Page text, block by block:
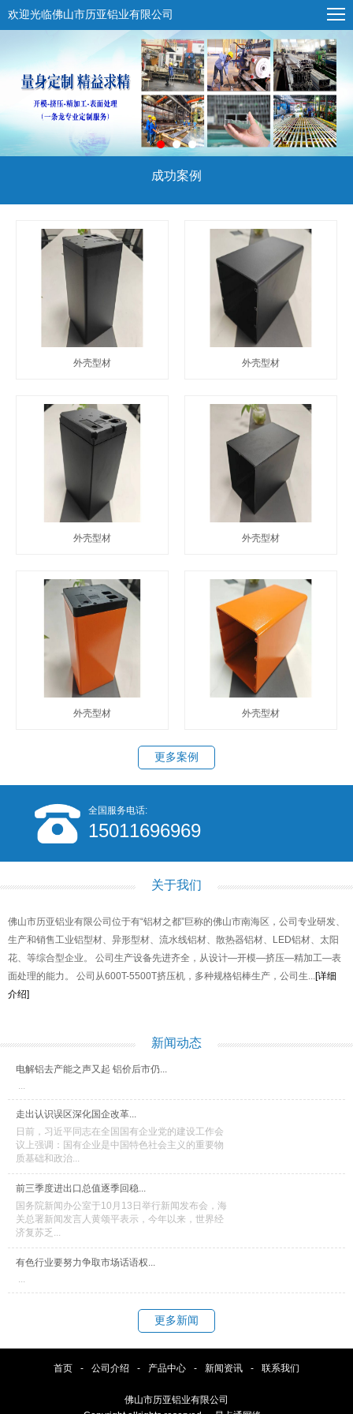
欢迎光临佛山市历亚铝业有限公司
成功案例
外壳型材 外壳型材
外壳型材 外壳型材
外壳型材 外壳型材
更多案例
全国服务电话:
15011696969
关于我们
佛山市历亚铝业有限公司位于有“铝材之都”巨称的佛山市南海区，公司专业研发、
生产和销售工业铝型材、异形型材、流水线铝材、散热器铝材、LED铝材、太阳
花、等综合型企业。 公司生产设备先进齐全，从设计—开模—挤压—精加工—表
面处理的能力。 公司从600T-5500T挤压机，多种规格铝棒生产，公司生...[详细
介绍]
新闻动态
电解铝去产能之声又起 铝价后市仍...
...
走出认识误区深化国企改革...
日前，习近平同志在全国国有企业党的建设工作会
议上强调：国有企业是中国特色社会主义的重要物
质基础和政治...
前三季度进出口总值逐季回稳...
国务院新闻办公室于10月13日举行新闻发布会，海
关总署新闻发言人黄颂平表示，今年以来，世界经
济复苏乏...
有色行业要努力争取市场话语权...
...
更多新闻
首页 - 公司介绍 - 产品中心 - 新闻资讯 - 联系我们
佛山市历亚铝业有限公司